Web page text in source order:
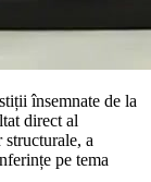
însemnate de la
direct al
a
pe tema